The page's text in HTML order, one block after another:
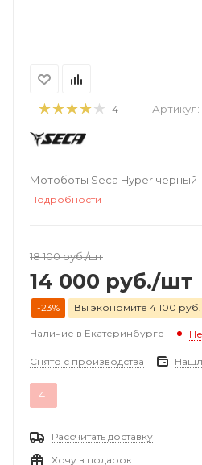
4 Артикул:
Мотоботы Seca Hyper черный
Подробности
18 100руб./шт
14 000 руб./шт
-23% Вы экономите 4 100 руб.
Наличие в Екатеринбурге
Снято с производства
41
Рассчитать доставку
Хочу в подарок